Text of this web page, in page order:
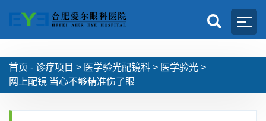
首页 - 诊疗项目 > 医学验光配镜科 > 医学验光 >
网上配镜 当心不够精准伤了眼